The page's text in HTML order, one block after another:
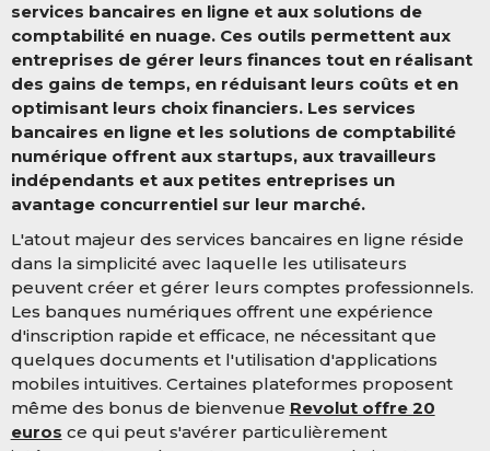
services bancaires en ligne et aux solutions de
comptabilité en nuage. Ces outils permettent aux
entreprises de gérer leurs finances tout en réalisant
des gains de temps, en réduisant leurs coûts et en
optimisant leurs choix financiers. Les services
bancaires en ligne et les solutions de comptabilité
numérique offrent aux startups, aux travailleurs
indépendants et aux petites entreprises un
avantage concurrentiel sur leur marché.
L'atout majeur des services bancaires en ligne réside
dans la simplicité avec laquelle les utilisateurs
peuvent créer et gérer leurs comptes professionnels.
Les banques numériques offrent une expérience
d'inscription rapide et efficace, ne nécessitant que
quelques documents et l'utilisation d'applications
mobiles intuitives. Certaines plateformes proposent
même des bonus de bienvenue Revolut offre 20
euros ce qui peut s'avérer particulièrement